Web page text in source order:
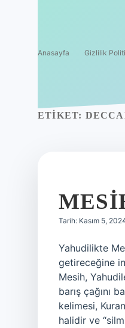
Anasayfa Gizlilik
ETIKET:
Tarih: Kasım 5,
Yahudilikte
getireceğine
Mesih,
barış çağını
kelimesi,
halidir ve